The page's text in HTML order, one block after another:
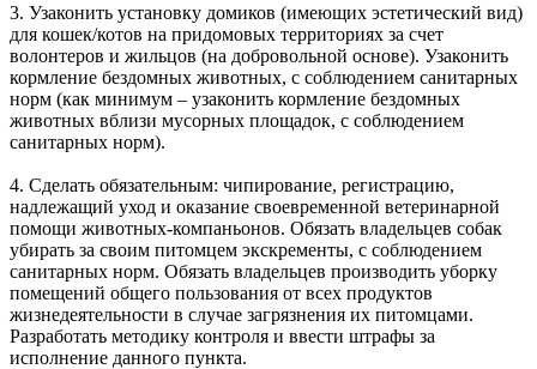
3. Узаконить установку домиков (имеющих эстетический вид)
для кошек/котов на придомовых территориях за счет
волонтеров и жильцов (на добровольной основе). Узаконить
кормление бездомных животных, с соблюдением санитарных
норм (как минимум – узаконить кормление бездомных
животных вблизи мусорных площадок, с соблюдением
санитарных норм).
4. Сделать обязательным: чипирование, регистрацию,
надлежащий уход и оказание своевременной ветеринарной
помощи животных-компаньонов. Обязать владельцев собак
убирать за своим питомцем экскременты, с соблюдением
санитарных норм. Обязать владельцев производить уборку
помещений общего пользования от всех продуктов
жизнедеятельности в случае загрязнения их питомцами.
Разработать методику контроля и ввести штрафы за
исполнение данного пункта.